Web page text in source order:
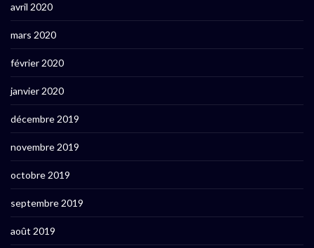
avril 2020
mars 2020
février 2020
janvier 2020
décembre 2019
novembre 2019
octobre 2019
septembre 2019
août 2019